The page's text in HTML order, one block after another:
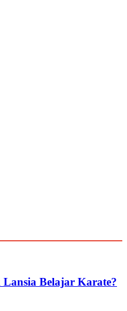
Belajar Karate?